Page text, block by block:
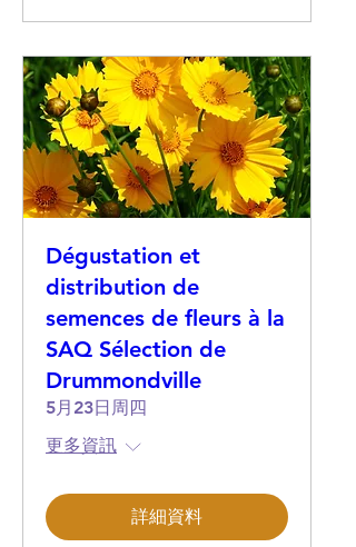
Dégustation et
distribution de
semences de fleurs à la
SAQ Sélection de
Drummondville
5月23日周四
更多資訊
詳細資料